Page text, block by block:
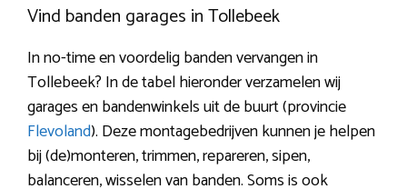
Vind banden garages in Tollebeek
In no-time en voordelig banden vervangen in
Tollebeek? In de tabel hieronder verzamelen wij
garages en bandenwinkels uit de buurt (provincie
Flevoland). Deze montagebedrijven kunnen je helpen
bij (de)monteren, trimmen, repareren, sipen,
balanceren, wisselen van banden. Soms is ook